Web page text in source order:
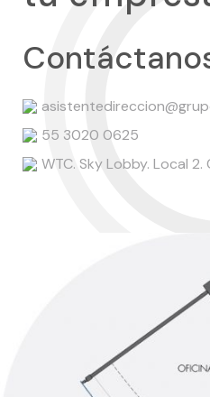
55 3020 0625
WTC. Sky Lobby. Local 2.